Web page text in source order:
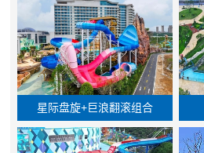
星际盘旋+巨浪翻滚组合